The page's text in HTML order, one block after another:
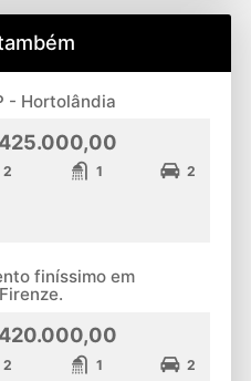
- Hortolândia
2 1 2
finíssimo em
2 1 2